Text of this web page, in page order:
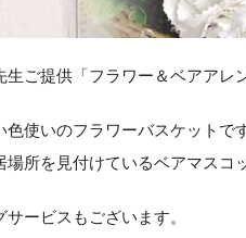
ご提供「フラワー＆ベアアレ
使いのフラワーバスケットです
場所を見付けているベアマスコ
ービスもございます。